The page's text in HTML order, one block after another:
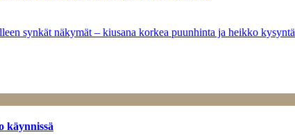
synkät näkymät – kiusana korkea puunhinta ja heikko kysyntä
käynnissä